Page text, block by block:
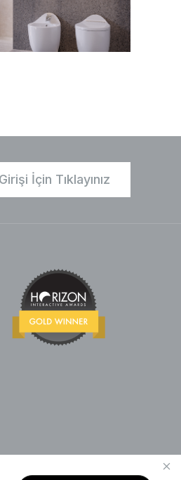
İçin Tıklayınız